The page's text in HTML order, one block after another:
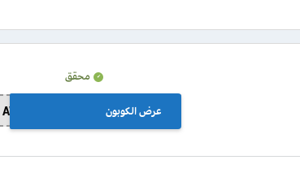
محقق
AW25 عرض الكوبون